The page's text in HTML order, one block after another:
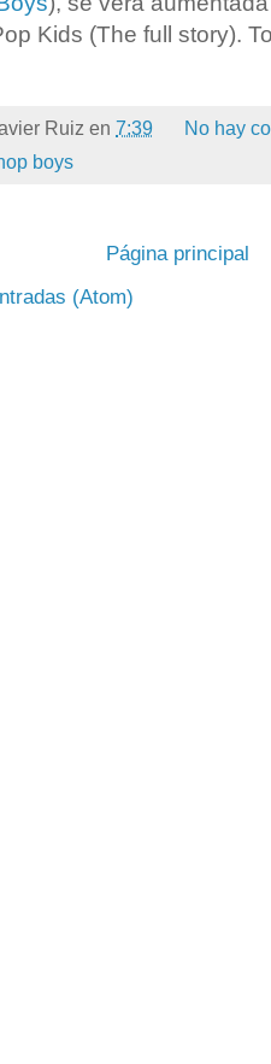
Kids (The full story).
Ruiz en 7:39
No hay
boys
Página principal
(Atom)